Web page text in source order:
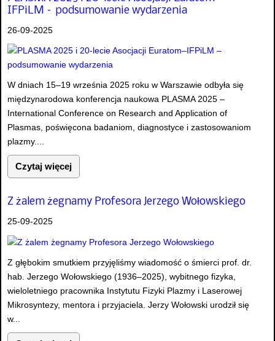
IFPiLM – podsumowanie wydarzenia
26-09-2025
W dniach 15–19 września 2025 roku w Warszawie odbyła się
międzynarodowa konferencja naukowa PLASMA 2025 –
International Conference on Research and Application of
Plasmas, poświęcona badaniom, diagnostyce i zastosowaniom
plazmy....
Czytaj więcej
Z żalem żegnamy Profesora Jerzego Wołowskiego
25-09-2025
Z głębokim smutkiem przyjęliśmy wiadomość o śmierci prof. dr.
hab. Jerzego Wołowskiego (1936–2025), wybitnego fizyka,
wieloletniego pracownika Instytutu Fizyki Plazmy i Laserowej
Mikrosyntezy, mentora i przyjaciela. Jerzy Wołowski urodził się
w...